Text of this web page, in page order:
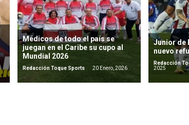
Médicos de todo el país se
juegan en el Caribe su cupo al
Mundial 2026
Redacción Toque Sports 20 Enero, 2026
Junior de
nuevo
Redacción
2025